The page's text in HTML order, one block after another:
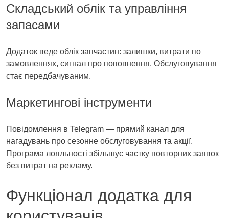
Складський облік та управління
запасами
Додаток веде облік запчастин: залишки, витрати по
замовленнях, сигнал про поповнення. Обслуговування
стає передбачуваним.
Маркетингові інструменти
Повідомлення в Telegram — прямий канал для
нагадувань про сезонне обслуговування та акції.
Програма лояльності збільшує частку повторних заявок
без витрат на рекламу.
Функціонал додатка для